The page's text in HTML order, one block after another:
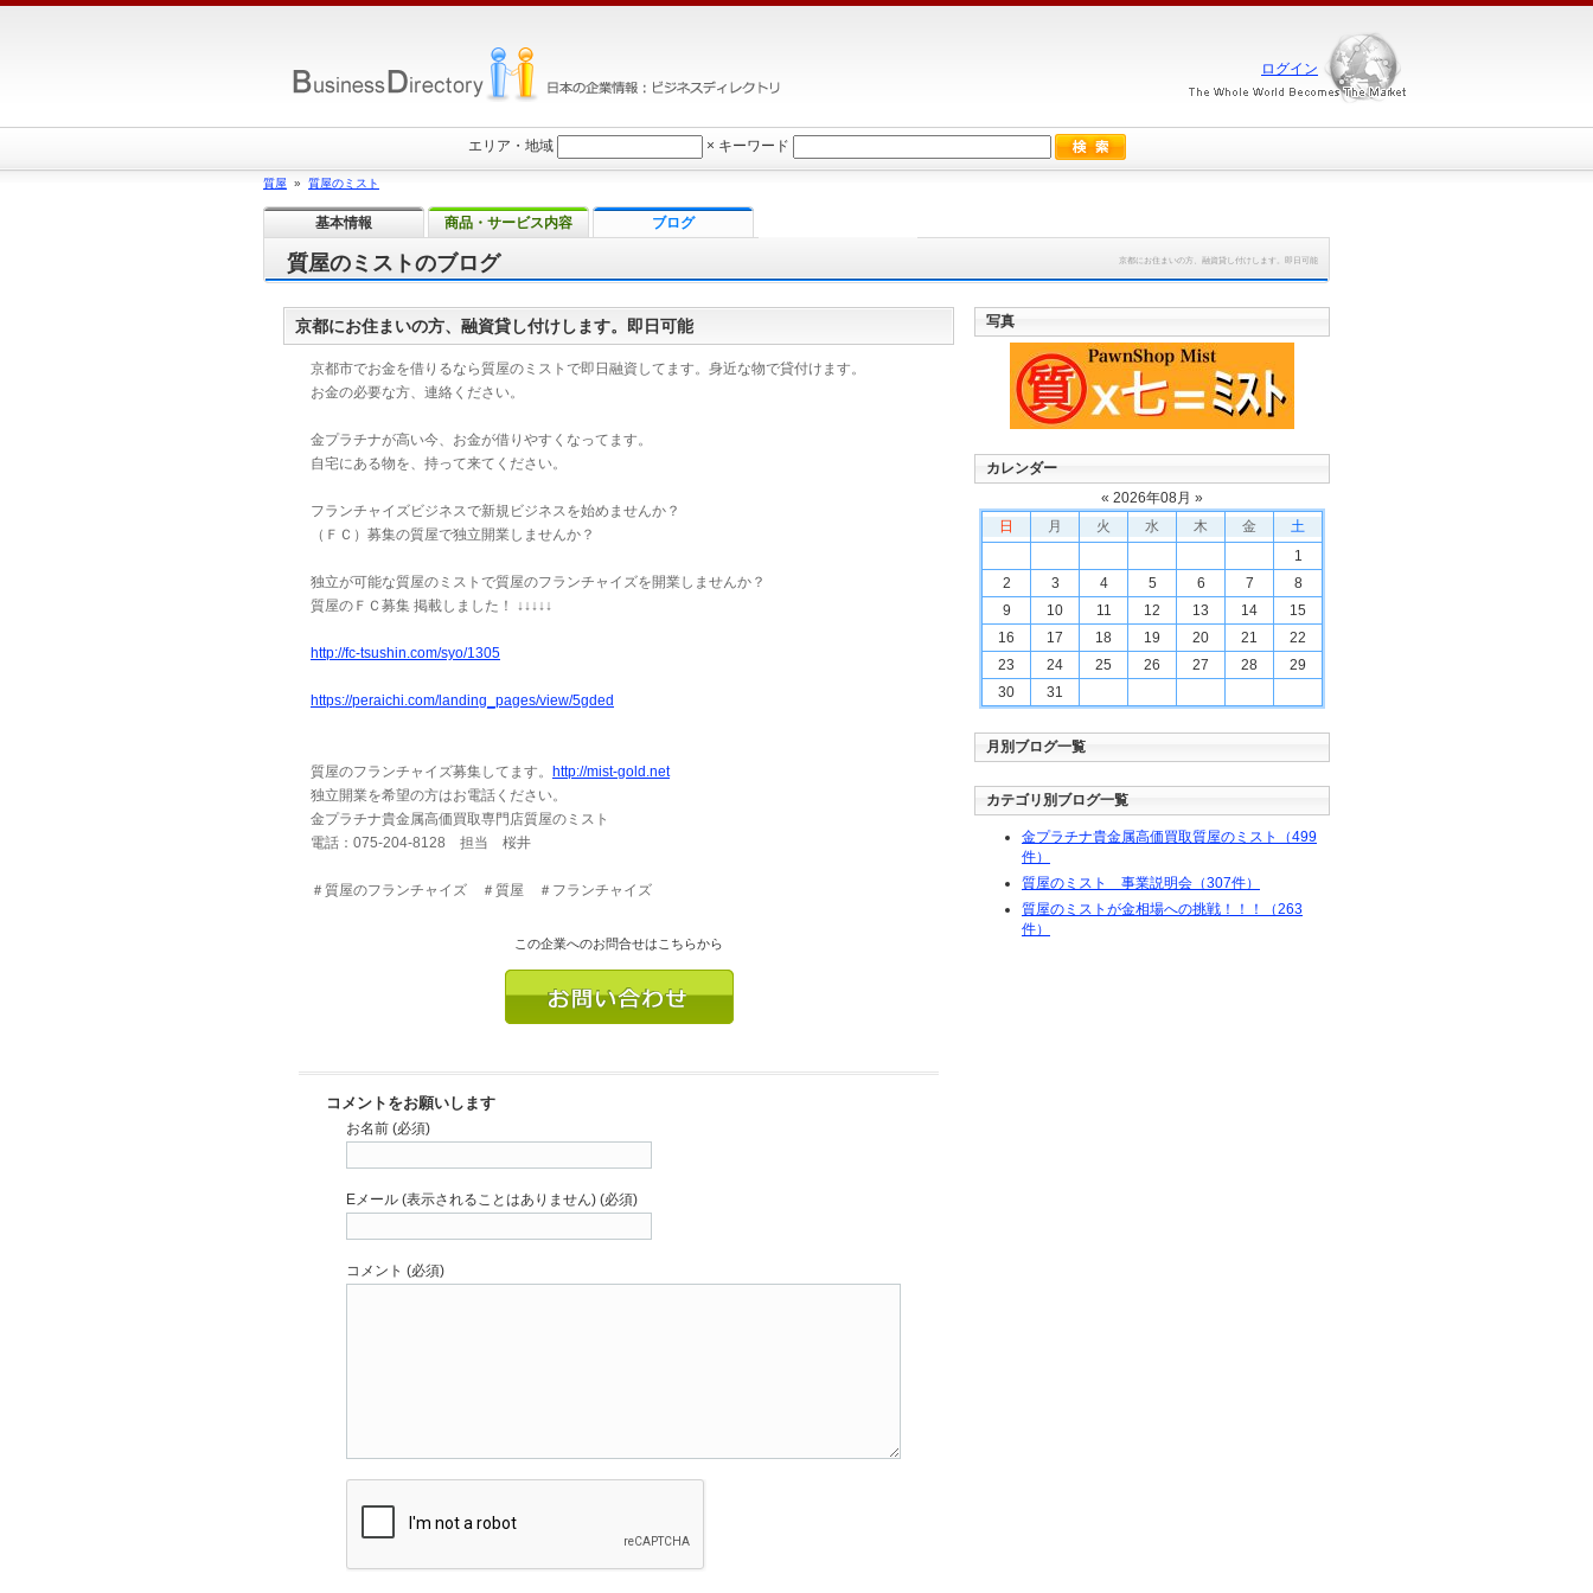
京都にお住まいの方、融資貸し付けします。即日可能
質屋のミストのブログ
京都にお住まいの方、融資貸し付けします。即日可能
京都市でお金を借りるなら質屋のミストで即日融資してます。身近な物で貸付けます。
お金の必要な方、連絡ください。
金プラチナが高い今、お金が借りやすくなってます。
自宅にある物を、持って来てください。
フランチャイズビジネスで新規ビジネスを始めませんか？
（ＦＣ）募集の質屋で独立開業しませんか？
独立が可能な質屋のミストで質屋のフランチャイズを開業しませんか？
質屋のＦＣ募集 掲載しました！ ↓↓↓↓↓
http://fc-tsushin.com/syo/1305
https://peraichi.com/landing_pages/view/5gded
質屋のフランチャイズ募集してます。 http://mist-gold.net
独立開業を希望の方はお電話ください。
金プラチナ貴金属高価買取専門店質屋のミスト
電話：075-204-8128 担当 桜井
＃質屋のフランチャイズ ＃質屋 ＃フランチャイズ
この企業へのお問合せはこちらから
コメントをお願いします
お名前 (必須)
Eメール (表示されることはありません) (必須)
コメント (必須)
写真
カレンダー
« 2026年08月 »
日
月 火 水 木 金
土
1
2
3 4 5 6 7
8
9
10 11 12 13 14
15
16
17 18 19 20 21
22
23
24 25 26 27 28
29
30
31
月別ブログ一覧
カテゴリ別ブログ一覧
金プラチナ貴金属高価買取質屋のミスト（499
件）
質屋のミスト 事業説明会（307件）
質屋のミストが金相場への挑戦！！！（263
件）
ログイン
エリア・地域 × キーワード
質屋 » 質屋のミスト
基本情報 商品・サービス内容 ブログ